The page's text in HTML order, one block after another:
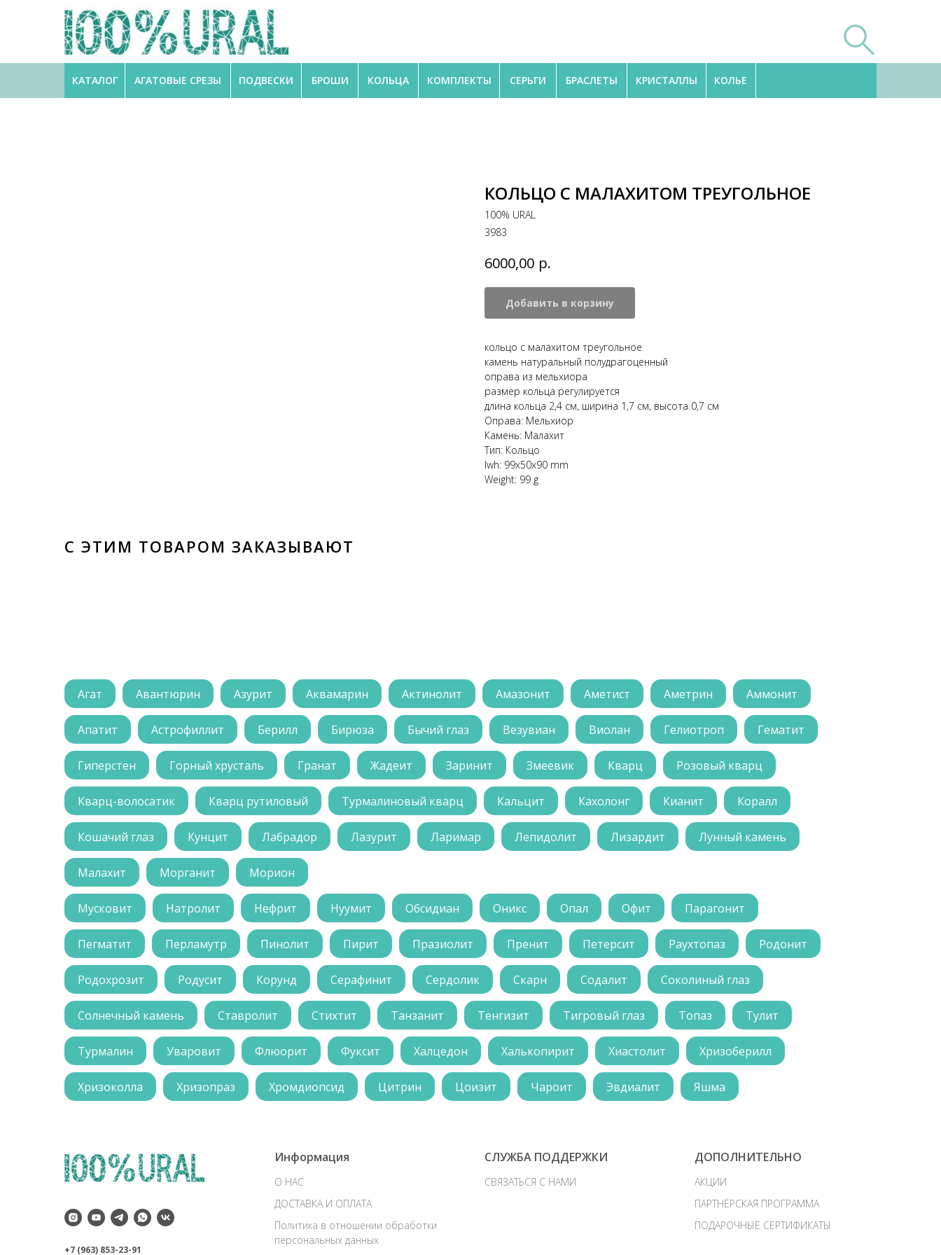
АГАТОВЫЕ СРЕЗЫ
КАТАЛОГ БРАСЛЕТЫ КОЛЬЕ
КРИСТАЛЛЫ
БРОШИ КОЛЬЦА КОМПЛЕКТЫ СЕРЬГИ
ПОДВЕСКИ
КОЛЬЦО С МАЛАХИТОМ ТРЕУГОЛЬНОЕ
100% URAL
3983
6000,00 р.
Добавить в корзину
кольцо с малахитом треугольное
камень натуральный полудрагоценный
оправа из мельхиора
размер кольца регулируется
длина кольца 2,4 см, ширина 1,7 см, высота 0,7 см
Оправа: Мельхиор
Камень: Малахит
Тип: Кольцо
lwh: 99x50x90 mm
Weight: 99 g
С ЭТИМ ТОВАРОМ ЗАКАЗЫВАЮТ
Агат Авантюрин Азурит Аквамарин Актинолит Амазонит Аметист Аметрин Аммонит
Апатит Астрофиллит Берилл Бирюза Бычий глаз Везувиан Виолан Гелиотроп Гематит
Гиперстен Горный хрусталь Гранат Жадеит Заринит Змеевик Кварц Розовый кварц
Кварц-волосатик Кварц рутиловый Турмалиновый кварц Кальцит Кахолонг Кианит Коралл
Кошачий глаз Кунцит Лабрадор Лазурит Ларимар Лепидолит Лизардит Лунный камень
Малахит Морганит Морион
Мусковит Натролит Нефрит Нуумит Обсидиан Оникс Опал Офит Парагонит
Пегматит Перламутр Пинолит Пирит Празиолит Пренит Петерсит Раухтопаз Родонит
Родохрозит Родусит Корунд Серафинит Сердолик Скарн Содалит Соколиный глаз
Солнечный камень Ставролит Стихтит Танзанит Тенгизит Тигровый глаз Топаз Тулит
Турмалин Уваровит Флюорит Фуксит Халцедон Халькопирит Хиастолит Хризоберилл
Хризоколла Хризопраз Хромдиопсид Цитрин Цоизит Чароит Эвдиалит Яшма
+7 (963) 853-23-91
Информация
О НАС
ДОСТАВКА И ОПЛАТА
Политика в отношении обработки
персональных данных
СЛУЖБА ПОДДЕРЖКИ
СВЯЗАТЬСЯ С НАМИ
ДОПОЛНИТЕЛЬНО
АКЦИИ
ПАРТНЁРСКАЯ ПРОГРАММА
ПОДАРОЧНЫЕ СЕРТИФИКАТЫ